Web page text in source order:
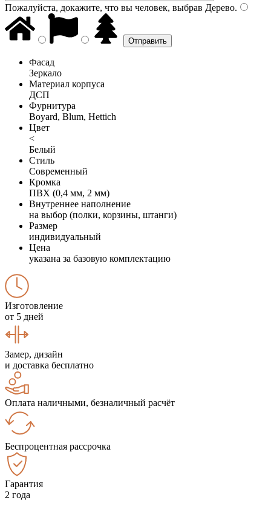
Пожалуйста, докажите, что вы человек, выбрав Дерево.
Фасад
Зеркало
Материал корпуса
ДСП
Фурнитура
Boyard, Blum, Hettich
Цвет
<
Белый
Стиль
Современный
Кромка
ПВХ (0,4 мм, 2 мм)
Внутреннее наполнение
на выбор (полки, корзины, штанги)
Размер
индивидуальный
Цена
указана за базовую комплектацию
Изготовление
от 5 дней
Замер, дизайн
и доставка бесплатно
Оплата наличными, безналичный расчёт
Беспроцентная рассрочка
Гарантия
2 года